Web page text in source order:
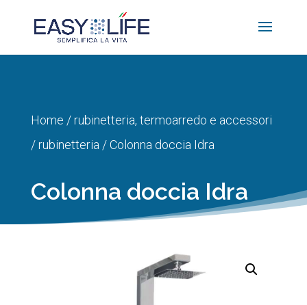
Home /rubinetteria, termoarredo e accessori
/rubinetteria / Colonna doccia Idra
Colonna doccia Idra